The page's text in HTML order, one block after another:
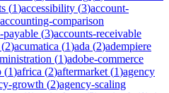
(1)accessibility (3)account-
accounting-comparison
payable (3)accounts-receivable
(2)acumatica (1)ada (2)adempiere
(1)adobe-commerce
(1)africa (2)aftermarket (1)agency
growth (2)agency-scaling